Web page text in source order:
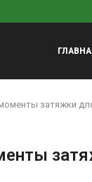
затяжки